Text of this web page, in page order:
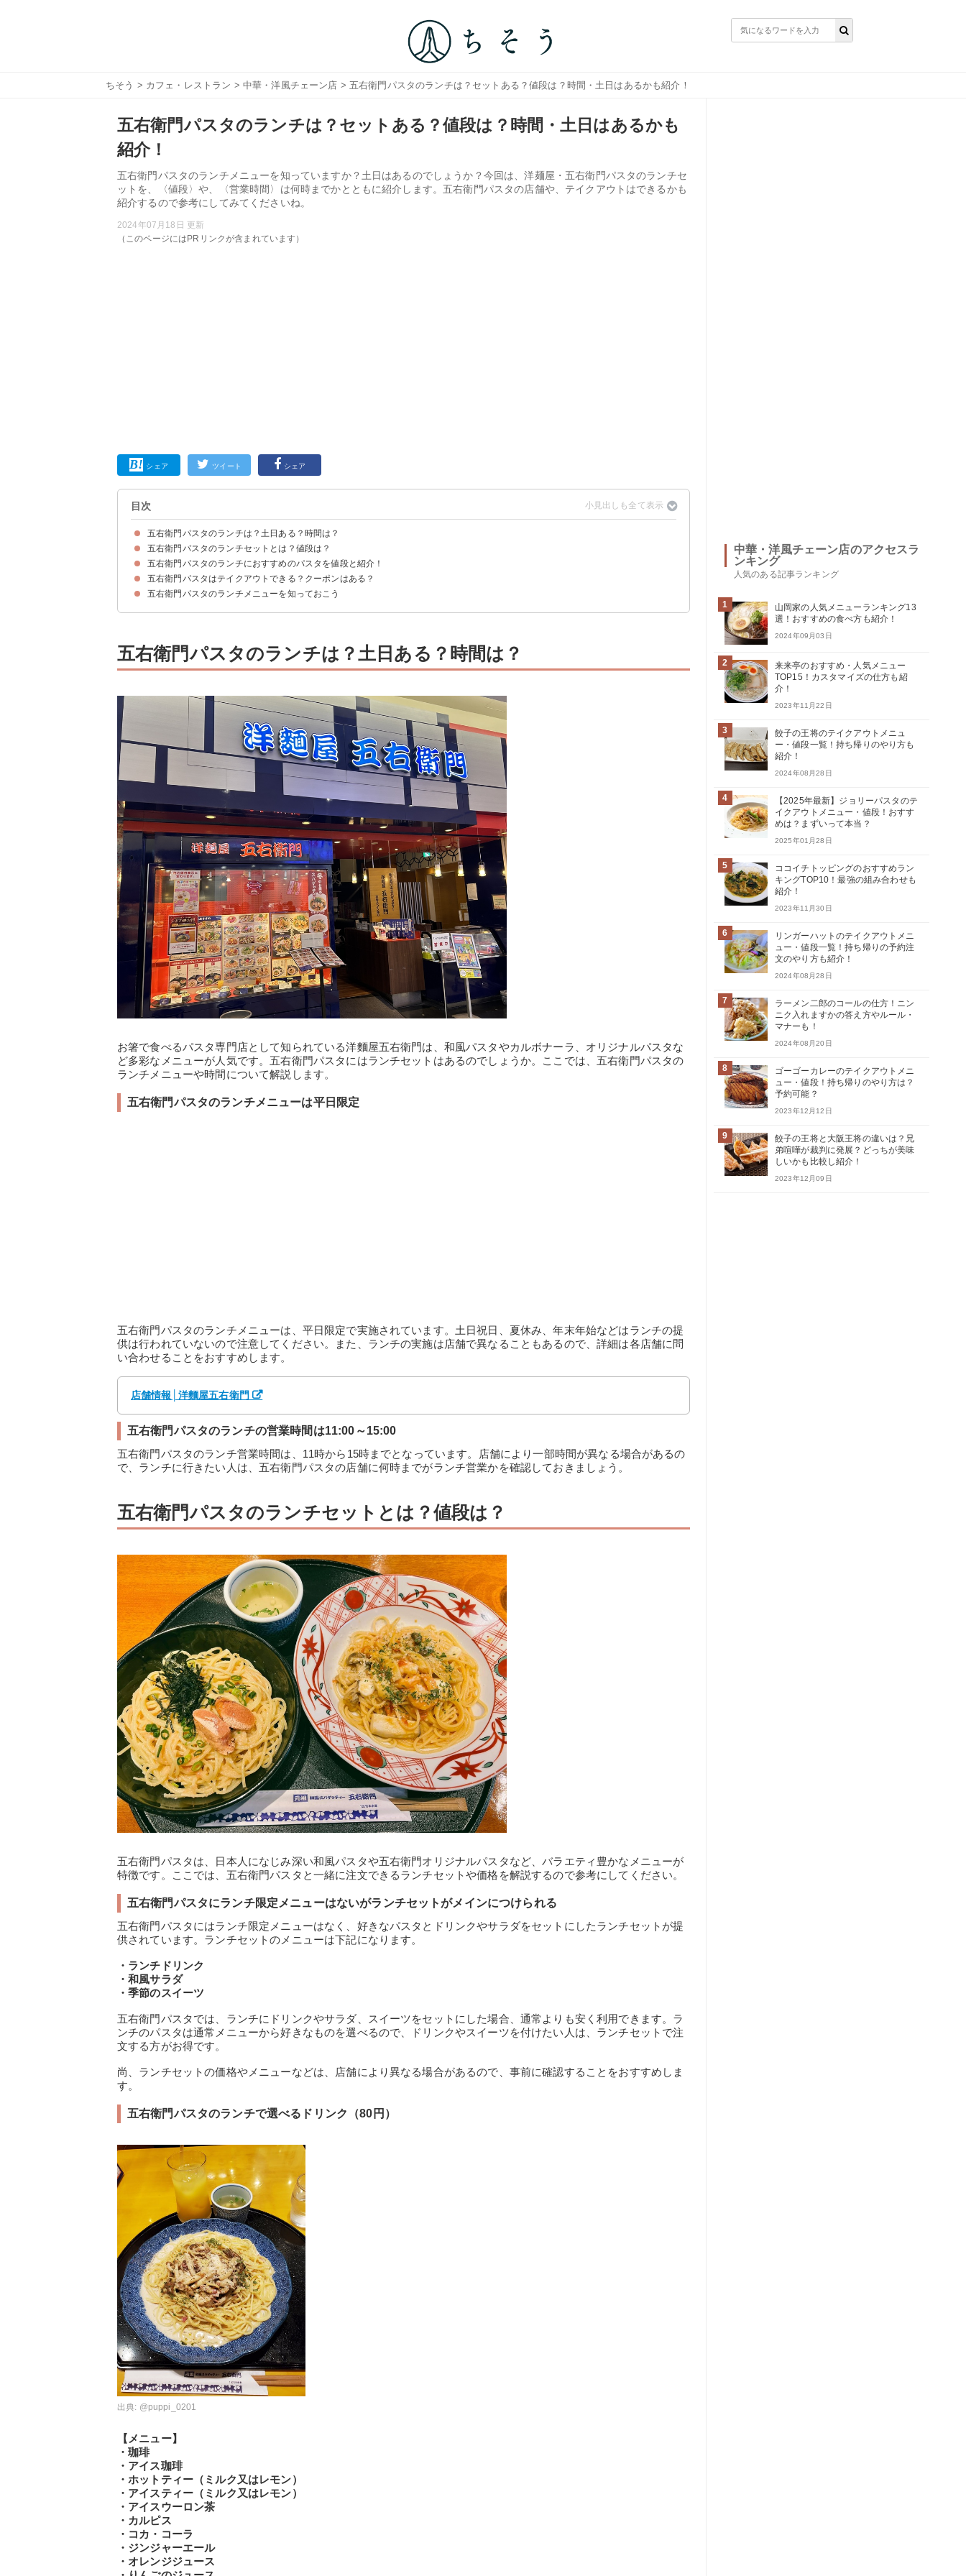
ちそう > カフェ・レストラン > 中華・洋風チェーン店 > 五右衛門パスタのランチは？セットある？値段は？時間・土日はあるかも紹介！
五右衛門パスタのランチは？セットある？値段は？時間・土日はあるかも
紹介！
五右衛門パスタのランチメニューを知っていますか？土日はあるのでしょうか？今回は、洋麺屋・五右衛門パスタのランチセ
ットを、〈値段〉や、〈営業時間〉は何時までかとともに紹介します。五右衛門パスタの店舗や、テイクアウトはできるかも
紹介するので参考にしてみてくださいね。
2024年07月18日 更新
（このページにはPRリンクが含まれています）
シェア ツイート シェア
目次
五右衛門パスタのランチは？土日ある？時間は？
五右衛門パスタのランチメニューは平日限定
五右衛門パスタのランチの営業時間は11:00～15:00
五右衛門パスタのランチセットとは？値段は？
五右衛門パスタにランチ限定メニューはないがランチセットがメインにつけられる
五右衛門パスタのランチで選べるドリンク（80円）
五右衛門パスタのランチサラダ（80円）
五右衛門パスタのランチで選べるスイーツ（230円）
五右衛門パスタのランチでは大盛り・スープのおかわりが可能
五右衛門パスタのランチにおすすめのパスタを値段と紹介！
おすすめ①炙りたらこバター＋たっぷり海老とモッツァレラチーズのトマトクリーム（1,550円）
おすすめ②たらこと湯葉とモッツァレラチーズのカルボナーラ（1,150円）
おすすめ③イベリコ豚と春野菜づくしのよくばりスパゲッティー（醤油バター）（1,280円）
おすすめ④明太子と海老としめじの青じそ風味（1,100円）
おすすめ⑤地中海風カニと海老とあさりのトマトクリームスープ（1,300円）
五右衛門パスタはテイクアウトできる？クーポンはある？
五右衛門のパスタはテイクアウトできない
五右衛門パスタランチで使えるお得なクーポン情報
五右衛門パスタのランチメニューを知っておこう
五右衛門パスタのランチは？土日ある？時間は？
お箸で食べるパスタ専門店として知られている洋麵屋五右衛門は、和風パスタやカルボナーラ、オリジナルパスタな
ど多彩なメニューが人気です。五右衛門パスタにはランチセットはあるのでしょうか。ここでは、五右衛門パスタの
ランチメニューや時間について解説します。
五右衛門パスタのランチメニューは平日限定
五右衛門パスタのランチメニューは、平日限定で実施されています。土日祝日、夏休み、年末年始などはランチの提
供は行われていないので注意してください。また、ランチの実施は店舗で異なることもあるので、詳細は各店舗に問
い合わせることをおすすめします。
店舗情報│洋麵屋五右衛門
五右衛門パスタのランチの営業時間は11:00～15:00
五右衛門パスタのランチ営業時間は、11時から15時までとなっています。店舗により一部時間が異なる場合があるの
で、ランチに行きたい人は、五右衛門パスタの店舗に何時までがランチ営業かを確認しておきましょう。
五右衛門パスタのランチセットとは？値段は？
五右衛門パスタは、日本人になじみ深い和風パスタや五右衛門オリジナルパスタなど、バラエティ豊かなメニューが
特徴です。ここでは、五右衛門パスタと一緒に注文できるランチセットや価格を解説するので参考にしてください。
五右衛門パスタにランチ限定メニューはないがランチセットがメインにつけられる
五右衛門パスタにはランチ限定メニューはなく、好きなパスタとドリンクやサラダをセットにしたランチセットが提
供されています。ランチセットのメニューは下記になります。
・ランチドリンク
・和風サラダ
・季節のスイーツ
五右衛門パスタでは、ランチにドリンクやサラダ、スイーツをセットにした場合、通常よりも安く利用できます。ラ
ンチのパスタは通常メニューから好きなものを選べるので、ドリンクやスイーツを付けたい人は、ランチセットで注
文する方がお得です。
尚、ランチセットの価格やメニューなどは、店舗により異なる場合があるので、事前に確認することをおすすめしま
す。
五右衛門パスタのランチで選べるドリンク（80円）
出典: @puppi_0201
【メニュー】
・珈琲
・アイス珈琲
・ホットティー（ミルク又はレモン）
・アイスティー（ミルク又はレモン）
・アイスウーロン茶
・カルピス
・コカ・コーラ
・ジンジャーエール
・オレンジジュース
中華・洋風チェーン店のアクセスラ
ンキング
人気のある記事ランキング
1
山岡家の人気メニューランキング13
選！おすすめの食べ方も紹介！
2024年09月03日
2
来来亭のおすすめ・人気メニュー
TOP15！カスタマイズの仕方も紹
介！
2023年11月22日
3
餃子の王将のテイクアウトメニュ
ー・値段一覧！持ち帰りのやり方も
紹介！
2024年08月28日
4
【2025年最新】ジョリーパスタのテ
イクアウトメニュー・値段！おすす
めは？まずいって本当？
2025年01月28日
5
ココイチトッピングのおすすめラン
キングTOP10！最強の組み合わせも
紹介！
2023年11月30日
6
リンガーハットのテイクアウトメニ
ュー・値段一覧！持ち帰りの予約注
文のやり方も紹介！
2024年08月28日
7
ラーメン二郎のコールの仕方！ニン
ニク入れますかの答え方やルール・
マナーも！
2024年08月20日
8
ゴーゴーカレーのテイクアウトメニ
ュー・値段！持ち帰りのやり方は？
予約可能？
2023年12月12日
9
餃子の王将と大阪王将の違いは？兄
弟喧嘩が裁判に発展？どっちが美味
しいかも比較し紹介！
2023年12月09日